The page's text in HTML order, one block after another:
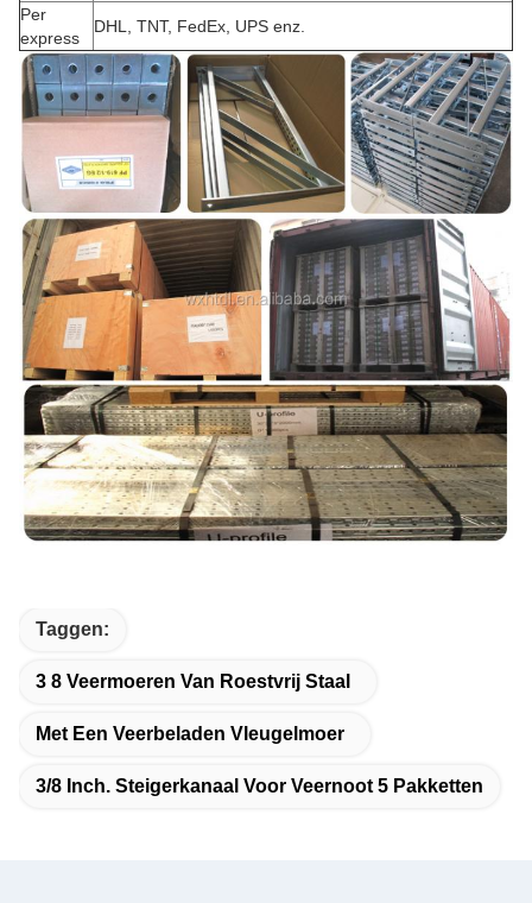
Per
express
DHL, TNT, FedEx, UPS enz.
Taggen:
3 8 Veermoeren Van Roestvrij Staal
Met Een Veerbeladen Vleugelmoer
3/8 Inch. Steigerkanaal Voor Veernoot 5 Pakketten